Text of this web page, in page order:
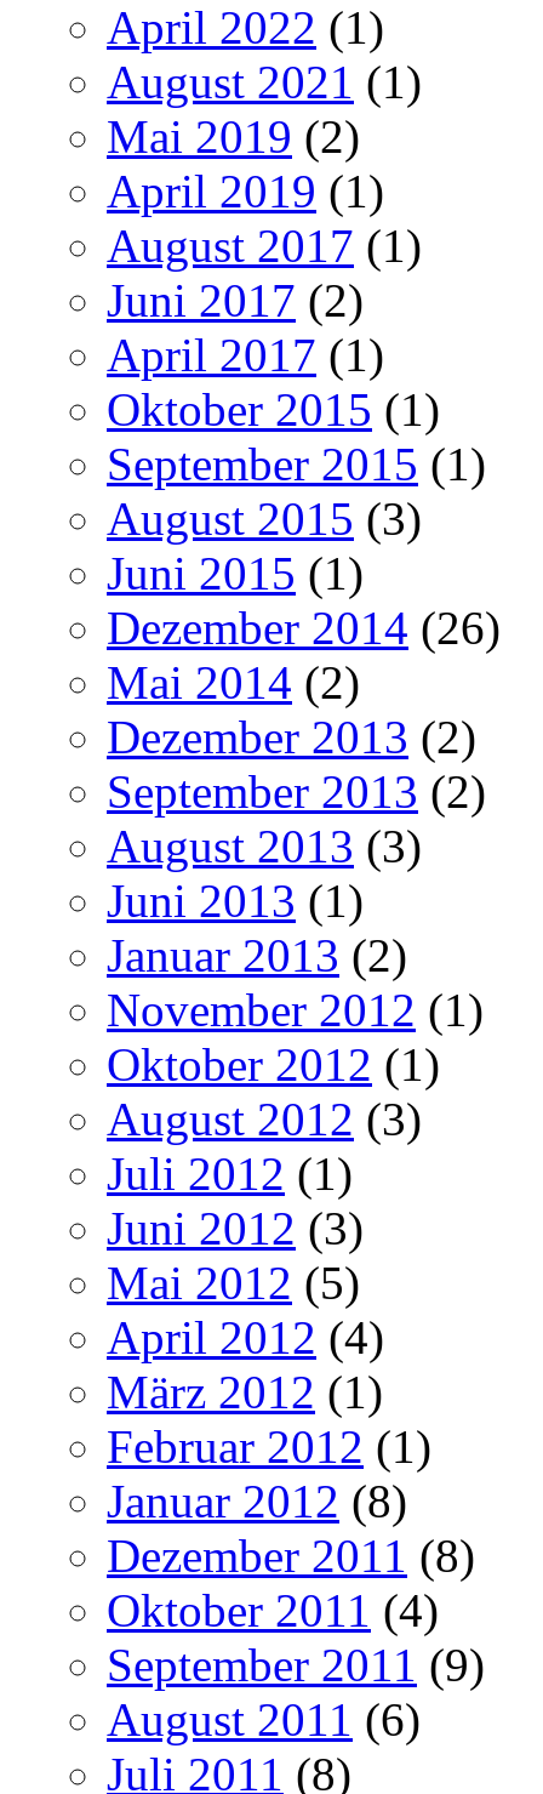
April 2022 (1)
August 2021 (1)
Mai 2019 (2)
April 2019 (1)
August 2017 (1)
Juni 2017 (2)
April 2017 (1)
Oktober 2015 (1)
September 2015 (1)
August 2015 (3)
Juni 2015 (1)
Dezember 2014 (26)
Mai 2014 (2)
Dezember 2013 (2)
September 2013 (2)
August 2013 (3)
Juni 2013 (1)
Januar 2013 (2)
November 2012 (1)
Oktober 2012 (1)
August 2012 (3)
Juli 2012 (1)
Juni 2012 (3)
Mai 2012 (5)
April 2012 (4)
März 2012 (1)
Februar 2012 (1)
Januar 2012 (8)
Dezember 2011 (8)
Oktober 2011 (4)
September 2011 (9)
August 2011 (6)
Juli 2011 (8)